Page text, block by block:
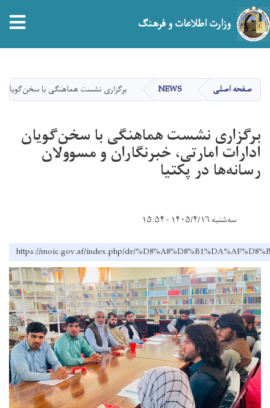
main
content
وزارت اطلاعات و فرهنگ
صفحه اصلی NEWS برگزاری نشست هماهنگی با سخن‌گویان
برگزاری نشست هماهنگی با سخن‌گویان
ادارات امارتی، خبرنگاران و مسوولان
رسانه‌ها در پکتیا
سه‌شنبه ۱۴۰۵/۴/۱۶ - ۱۵:۵۴
https://moic.gov.af/index.php/dr/